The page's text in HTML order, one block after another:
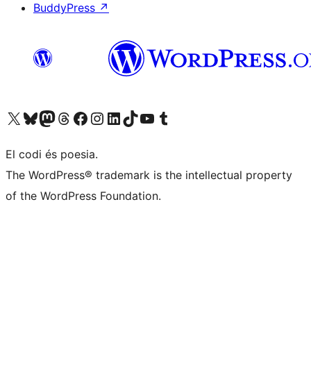
BuddyPress ↗
Visiteu el nostre compte X (abans Twitter)
Visiteu el nostre compte de Bluesky
Visiteu el nostre compte al Mastodon
Visiteu el nostre compte de Threads
Visiteu la nostra pàgina al Facebook
Visiteu el nostre compte d'Instagram
Visiteu el nostre compte de LinkedIn
Visiteu el nostre compte de TikTok
Visiteu el nostre canal al YouTube
Visiteu el nostre compte de Tumblr
El codi és poesia.
The WordPress® trademark is the intellectual property
of the WordPress Foundation.